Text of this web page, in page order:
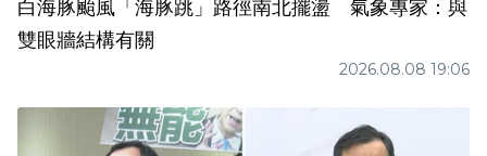
白海豚颱風「海豚跳」路徑南北擺盪 氣象專家：與
雙眼牆結構有關
2026.08.08 19:06